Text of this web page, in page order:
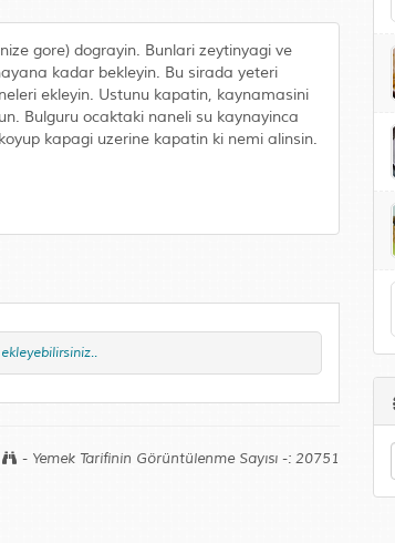
gore) dograyin. Bunlari zeytinyagi ve
kadar bekleyin. Bu sirada yeteri
ekleyin. Ustunu kapatin, kaynamasini
Bulguru ocaktaki naneli su kaynayinca
kapagi uzerine kapatin ki nemi alinsin.
- Yemek Tarifinin Görüntülenme Sayısı -: 20751